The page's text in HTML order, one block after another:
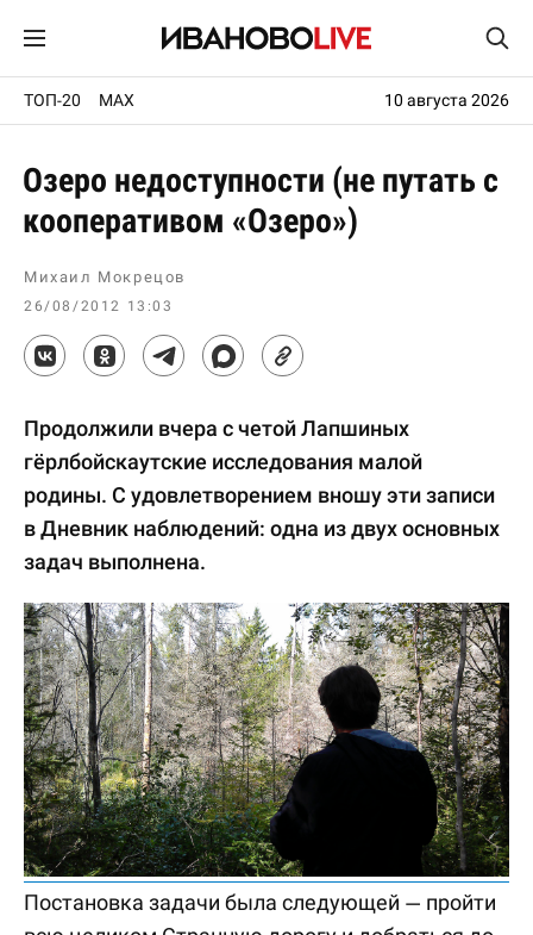
ТОП-20 MAX 10 августа 2026
Озеро недоступности (не путать с
кооперативом «Озеро»)
Михаил Мокрецов
26/08/2012 13:03
Продолжили вчера с четой Лапшиных
гёрлбойскаутские исследования малой
родины. С удовлетворением вношу эти записи
в Дневник наблюдений: одна из двух основных
задач выполнена.
Постановка задачи была следующей — пройти